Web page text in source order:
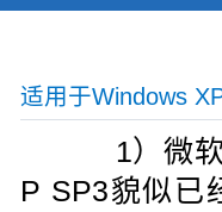
适用于Windows
1）微软
P SP3貌似已